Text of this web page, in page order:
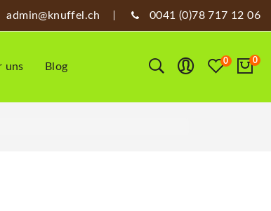
admin@knuffel.ch 0041 (0)78 717 12 06
uns Blog 0 0